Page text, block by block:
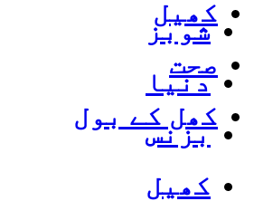
شوبز
دنیا
بزنس
کھیل
کھیل
صحت
کھل کے بول